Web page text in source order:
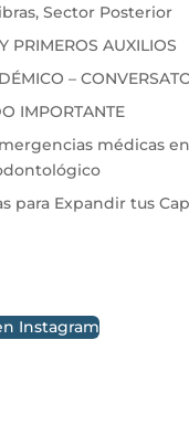
Sector Posterior
PRIMEROS AUXILIOS
–
IMPORTANTE
médicas
para Expandir tus
Instagram